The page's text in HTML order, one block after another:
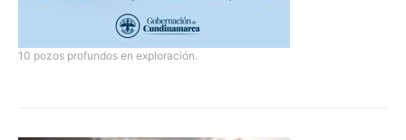
10 pozos profundos en exploración.